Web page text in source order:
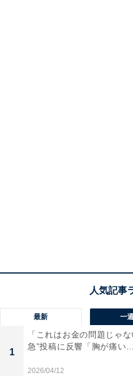
最新 一
1
「これはお金の問題じゃ
急”投稿に反響「胸が痛い
2026/04/12